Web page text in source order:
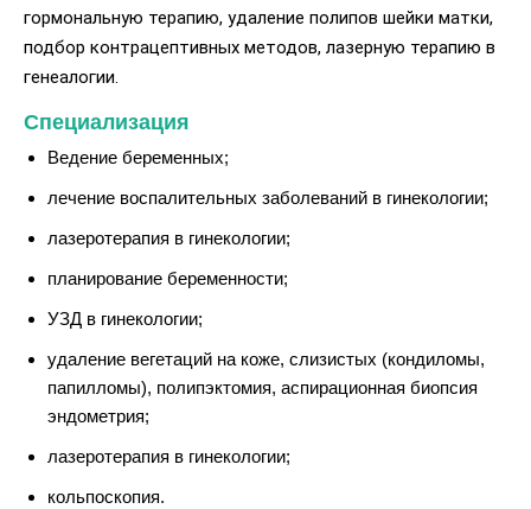
гормональную терапию, удаление полипов шейки матки,
подбор контрацептивных методов, лазерную терапию в
генеалогии.
Специализация
Ведение беременных;
лечение воспалительных заболеваний в гинекологии;
лазеротерапия в гинекологии;
планирование беременности;
УЗД в гинекологии;
удаление вегетаций на коже, слизистых (кондиломы,
папилломы), полипэктомия, аспирационная биопсия
эндометрия;
лазеротерапия в гинекологии;
кольпоскопия.